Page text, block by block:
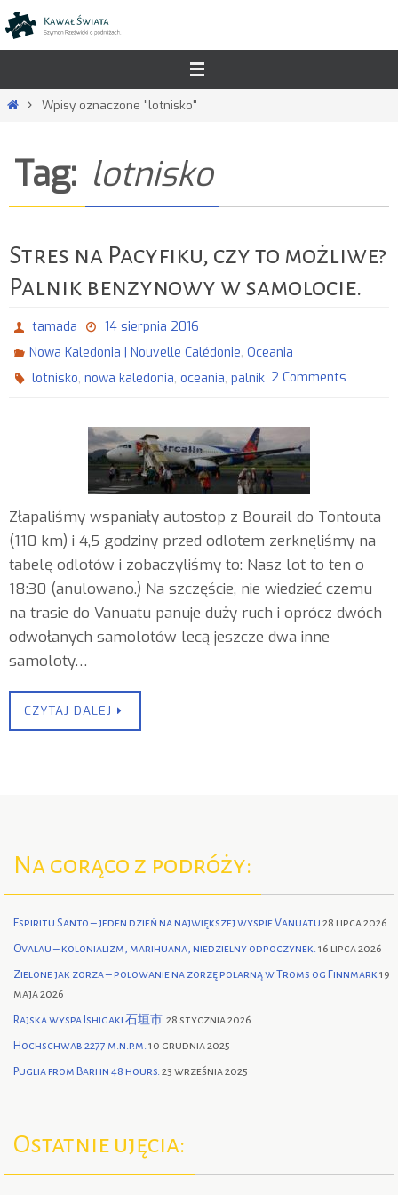
Przejdź
do
StronaWpisy oznaczone "lotnisko"
Tag: lotnisko
Stres na Pacyfiku, czy to możliwe?
Palnik benzynowy w samolocie.
tamada
14 sierpnia 2016
Nowa Kaledonia | Nouvelle Calédonie,Oceania
lotnisko,nowa kaledonia,oceania,palnik 2 Comments
Złapaliśmy wspaniały autostop z Bourail do Tontouta
(110 km) i 4,5 godziny przed odlotem zerknęliśmy na
tabelę odlotów i zobaczyliśmy to: Nasz lot to ten o
18:30 (anulowano.) Na szczęście, nie wiedzieć czemu
na trasie do Vanuatu panuje duży ruch i oprócz dwóch
odwołanych samolotów lecą jeszcze dwa inne
samoloty…
CZYTAJ DALEJ
Na gorąco z podróży:
Espiritu Santo – jeden dzień na największej wyspie Vanuatu 28 lipca 2026
Ovalau – kolonializm, marihuana, niedzielny odpoczynek. 16 lipca 2026
Zielone jak zorza – polowanie na zorzę polarną w Troms og Finnmark19
maja 2026
Rajska wyspa Ishigaki 石垣市 28 stycznia 2026
Hochschwab 2277 m.n.p.m. 10 grudnia 2025
Puglia from Bari in 48 hours. 23 września 2025
Ostatnie ujęcia: